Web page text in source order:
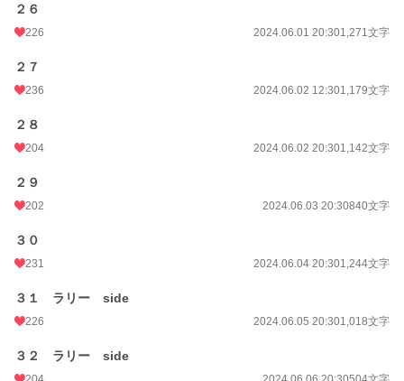
２６
226 2024.06.01 20:301,271文字
２７
236 2024.06.02 12:301,179文字
２８
204 2024.06.02 20:301,142文字
２９
202 2024.06.03 20:30840文字
３０
231 2024.06.04 20:301,244文字
３１ ラリー side
226 2024.06.05 20:301,018文字
３２ ラリー side